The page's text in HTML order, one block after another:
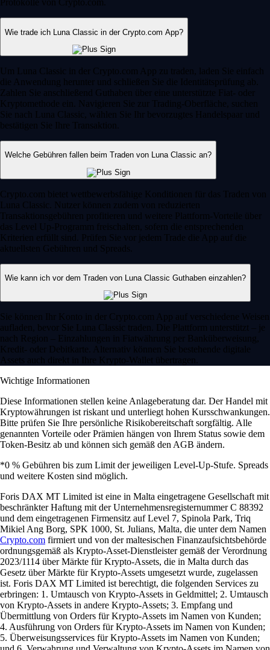
Protokolle von Crypto.com.
Wie trade ich Luna Classic in der Crypto.com App?
Um Luna Classic in der Crypto.com App zu traden, laden Sie einfach
die Anwendung herunter und schließen Sie die Identitätsprüfung ab.
Zahlen Sie anschließend Guthaben über eine unterstützte Fiat- oder
Kryptomethode ein. Navigieren Sie zur Trading-Oberfläche, suchen
Sie nach Luna Classic, wählen Sie Ihr bevorzugtes Handelspaar und
bestätigen Sie Ihre Transaktion.
Welche Gebühren fallen beim Traden von Luna Classic an?
Crypto.com bietet wettbewerbsfähige Konditionen für das Traden von
Luna Classic. Nutzer können zudem von reduzierten
Transaktionsgebühren profitieren und weitere Plattform-Vorteile über
das Level Up-Programm freischalten, sofern die entsprechenden
Kriterien erfüllt sind. Prüfen Sie vor jedem Trade die App auf die
aktuellsten Gebühren und Spreads.
Wie kann ich vor dem Traden von Luna Classic Guthaben einzahlen?
Sie können Ihr Konto in der Crypto.com App auf verschiedene Weisen
aufladen, bevor Sie Luna Classic traden. Die Plattform unterstützt – je
nach Region – Einzahlungen in Fiatwährung per Banküberweisung,
Kredit- oder Debitkarte. Alternativ können Sie bestehende digitale
Assets auch direkt in Ihre Krypto-Wallet übertragen.
Wichtige Informationen
Diese Informationen stellen keine Anlageberatung dar. Der Handel mit
Kryptowährungen ist riskant und unterliegt hohen Kursschwankungen.
Bitte prüfen Sie Ihre persönliche Risikobereitschaft sorgfältig. Alle
genannten Vorteile oder Prämien hängen von Ihrem Status sowie dem
Token-Besitz ab und können sich gemäß den AGB ändern.
*0 % Gebühren bis zum Limit der jeweiligen Level-Up-Stufe. Spreads
und weitere Kosten sind möglich.
Foris DAX MT Limited ist eine in Malta eingetragene Gesellschaft mit
beschränkter Haftung mit der Unternehmensregisternummer C 88392
und dem eingetragenen Firmensitz auf Level 7, Spinola Park, Triq
Mikiel Ang Borg, SPK 1000, St. Julians, Malta, die unter dem Namen
Crypto.com firmiert und von der maltesischen Finanzaufsichtsbehörde
ordnungsgemäß als Krypto-Asset-Dienstleister gemäß der Verordnung
2023/1114 über Märkte für Krypto-Assets, die in Malta durch das
Gesetz über Märkte für Krypto-Assets umgesetzt wurde, zugelassen
ist. Foris DAX MT Limited ist berechtigt, die folgenden Services zu
erbringen: 1. Umtausch von Krypto-Assets in Geldmittel; 2. Umtausch
von Krypto-Assets in andere Krypto-Assets; 3. Empfang und
Übermittlung von Orders für Krypto-Assets im Namen von Kunden;
4. Ausführung von Orders für Krypto-Assets im Namen von Kunden;
5. Überweisungsservices für Krypto-Assets im Namen von Kunden;